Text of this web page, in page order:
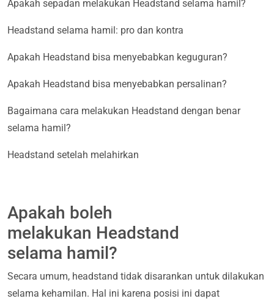
Apakah sepadan melakukan Headstand selama hamil?
Headstand selama hamil: pro dan kontra
Apakah Headstand bisa menyebabkan keguguran?
Apakah Headstand bisa menyebabkan persalinan?
Bagaimana cara melakukan Headstand dengan benar
selama hamil?
Headstand setelah melahirkan
Apakah boleh
melakukan Headstand
selama hamil?
Secara umum, headstand tidak disarankan untuk dilakukan
selama kehamilan. Hal ini karena posisi ini dapat